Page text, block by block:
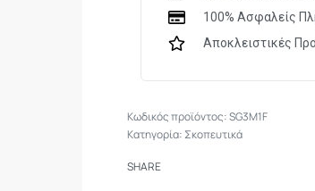
100% Ασφαλείς
Αποκλειστικές
SG3M1F
Κατηγορία: Σκοπευτικά
SHARE